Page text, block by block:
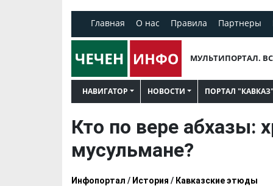
Главная О нас Правила Партнеры
МУЛЬТИПОРТАЛ.
НАВИГАТОР НОВОСТИ ПОРТАЛ "КАВКАЗ"
Кто по вере абхазы:
мусульмане?
Инфопортал / История / Кавказские этюды